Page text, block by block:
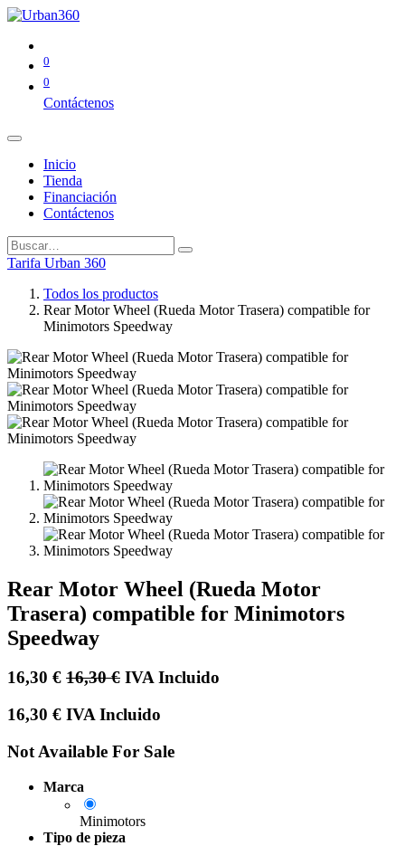
0
0
Contáctenos
Inicio
Tienda
Financiación
Contáctenos
Tarifa Urban 360
Todos los productos
Rear Motor Wheel (Rueda Motor Trasera) compatible for
Minimotors Speedway
Rear Motor Wheel (Rueda Motor
Trasera) compatible for Minimotors
Speedway
16,30 € 16,30€ IVA Incluido
16,30 € IVA Incluido
Not Available For Sale
Marca
Minimotors
Tipo de pieza